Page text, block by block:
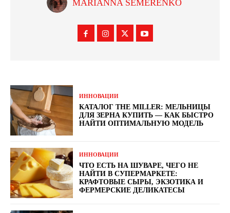
MARIANNA SEMERENKO
ИННОВАЦИИ
КАТАЛОГ THE MILLER: МЕЛЬНИЦЫ
ДЛЯ ЗЕРНА КУПИТЬ — КАК БЫСТРО
НАЙТИ ОПТИМАЛЬНУЮ МОДЕЛЬ
ИННОВАЦИИ
ЧТО ЕСТЬ НА ШУВАРЕ, ЧЕГО НЕ
НАЙТИ В СУПЕРМАРКЕТЕ:
КРАФТОВЫЕ СЫРЫ, ЭКЗОТИКА И
ФЕРМЕРСКИЕ ДЕЛИКАТЕСЫ